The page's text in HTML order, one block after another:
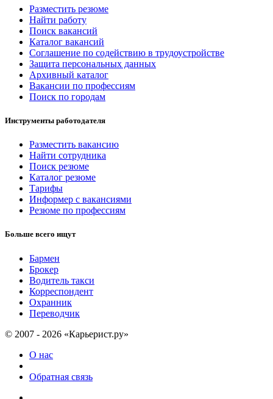
Разместить резюме
Найти работу
Поиск вакансий
Каталог вакансий
Соглашение по содействию в трудоустройстве
Защита персональных данных
Архивный каталог
Вакансии по профессиям
Поиск по городам
Инструменты работодателя
Разместить вакансию
Найти сотрудника
Поиск резюме
Каталог резюме
Тарифы
Информер с вакансиями
Резюме по профессиям
Больше всего ищут
Бармен
Брокер
Водитель такси
Корреспондент
Охранник
Переводчик
© 2007 - 2026 «Карьерист.ру»
О нас
Обратная связь